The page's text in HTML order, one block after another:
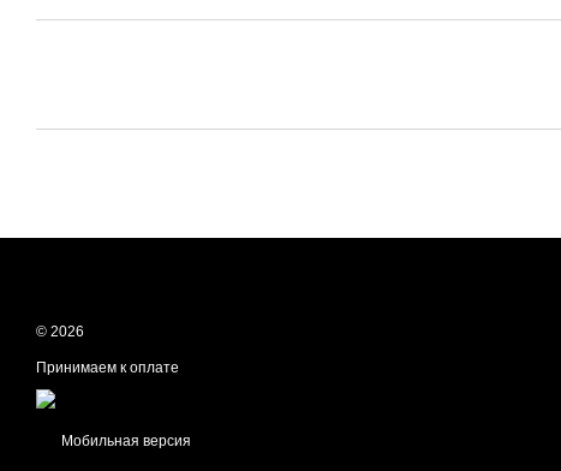
© 2026
Принимаем к оплате
Мобильная версия